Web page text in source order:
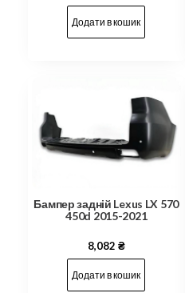
Додати в кошик
Бампер задній Lexus LX 570
450d 2015-2021
8,082 ₴
Додати в кошик